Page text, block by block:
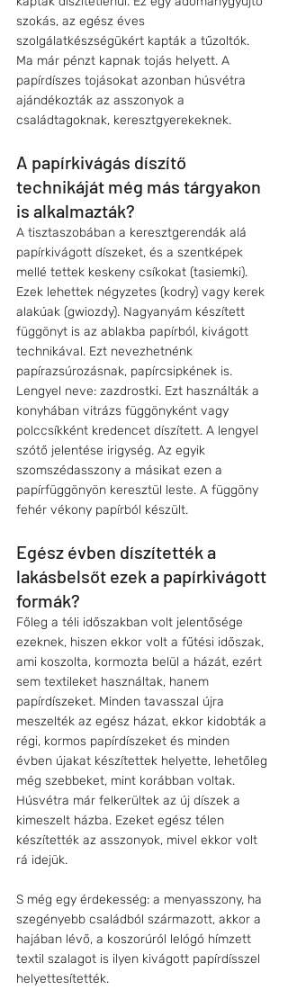
szokás, az egész éves
szolgálatkészségükért kapták a tűzoltók.
Ma már pénzt kapnak tojás helyett. A
papírdíszes tojásokat azonban húsvétra
ajándékozták az asszonyok a
családtagoknak, keresztgyerekeknek.
A papírkivágás díszítő
technikáját még más tárgyakon
is alkalmazták?
A tisztaszobában a keresztgerendák alá
papírkivágott díszeket, és a szentképek
mellé tettek keskeny csíkokat (tasiemki).
Ezek lehettek négyzetes (kodry) vagy kerek
alakúak (gwiozdy). Nagyanyám készített
függönyt is az ablakba papírból, kivágott
technikával. Ezt nevezhetnénk
papírazsúrozásnak, papírcsipkének is.
Lengyel neve: zazdrostki. Ezt használták a
konyhában vitrázs függönyként vagy
polccsíkként kredencet díszített. A lengyel
szótő jelentése irigység. Az egyik
szomszédasszony a másikat ezen a
papírfüggönyön keresztül leste. A függöny
fehér vékony papírból készült.
Egész évben díszítették a
lakásbelsőt ezek a papírkivágott
formák?
Főleg a téli időszakban volt jelentősége
ezeknek, hiszen ekkor volt a fűtési időszak,
ami koszolta, kormozta belül a házát, ezért
sem textileket használtak, hanem
papírdíszeket. Minden tavasszal újra
meszelték az egész házat, ekkor kidobták a
régi, kormos papírdíszeket és minden
évben újakat készítettek helyette, lehetőleg
még szebbeket, mint korábban voltak.
Húsvétra már felkerültek az új díszek a
kimeszelt házba. Ezeket egész télen
készítették az asszonyok, mivel ekkor volt
rá idejük.
S még egy érdekesség: a menyasszony, ha
szegényebb családból származott, akkor a
hajában lévő, a koszorúról lelógó hímzett
textil szalagot is ilyen kivágott papírdísszel
helyettesítették.